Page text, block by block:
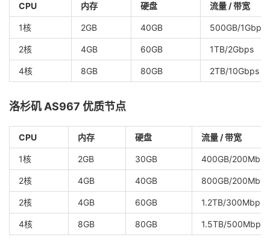
CPU 内存 硬盘 流量 / 带宽
1核 2GB 40GB 500GB/1Gbps
2核 4GB 60GB 1TB/2Gbps
4核 8GB 80GB 2TB/10Gbps
洛杉矶 AS967 优质节点
CPU 内存 硬盘 流量 / 带宽
1核 2GB 30GB 400GB/200Mbps
2核 4GB 40GB 800GB/200Mbps
2核 4GB 60GB 1.2TB/300Mbps
4核 8GB 80GB 1.5TB/500Mbps